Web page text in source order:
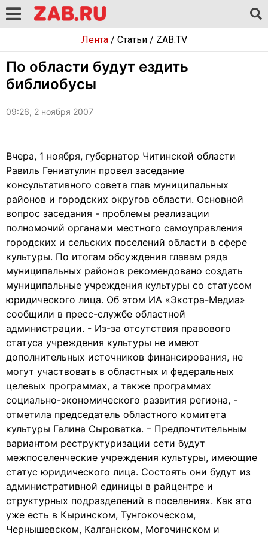
Лента/ Статьи/ ZAB.TV
По области будут ездить
библиобусы
09:26, 2 ноября 2007
Вчера, 1 ноября, губернатор Читинской области
Равиль Гениатулин провел заседание
консультативного совета глав муниципальных
районов и городских округов области. Основной
вопрос заседания - проблемы реализации
полномочий органами местного самоуправления
городских и сельских поселений области в сфере
культуры. По итогам обсуждения главам ряда
муниципальных районов рекомендовано создать
муниципальные учреждения культуры со статусом
юридического лица. Об этом ИА «Экстра-Медиа»
сообщили в пресс-службе областной
администрации. - Из-за отсутствия правового
статуса учреждения культуры не имеют
дополнительных источников финансирования, не
могут участвовать в областных и федеральных
целевых программах, а также программах
социально-экономического развития региона, -
отметила председатель областного комитета
культуры Галина Сыроватка. – Предпочтительным
вариантом реструктуризации сети будут
межпоселенческие учреждения культуры, имеющие
статус юридического лица. Состоять они будут из
административной единицы в райцентре и
структурных подразделений в поселениях. Как это
уже есть в Кыринском, Тунгокоческом,
Чернышевском, Калганском, Могочинском и